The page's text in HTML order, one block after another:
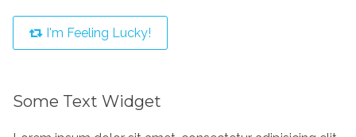
I'm Feeling Lucky!
Some Text Widget